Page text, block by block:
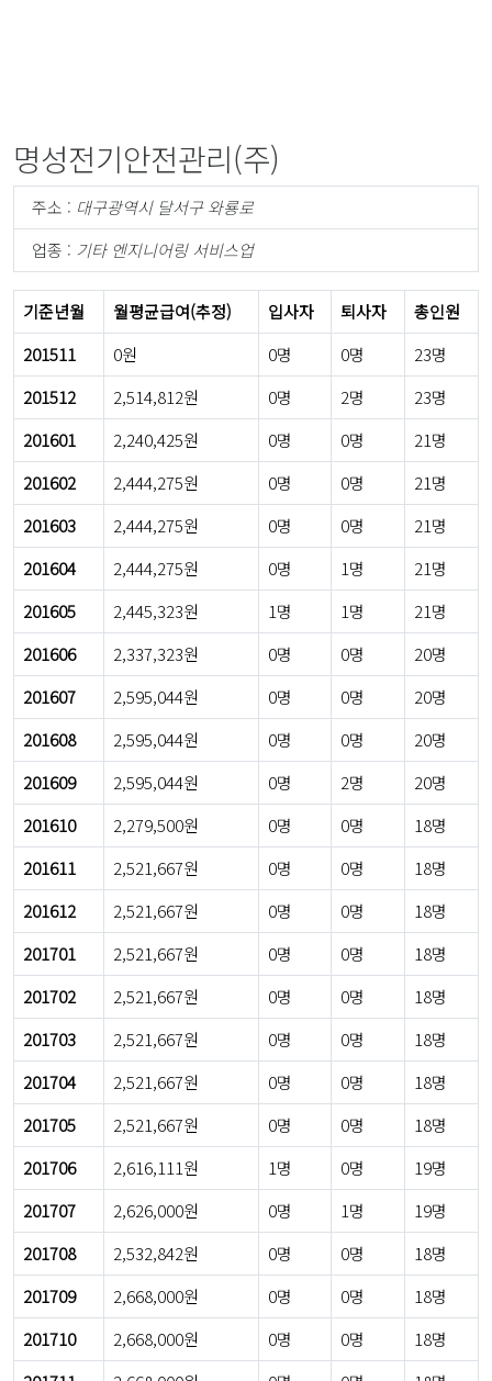
명성전기안전관리(주)
주소 : 대구광역시 달서구 와룡로
업종 : 기타 엔지니어링 서비스업
기준년월 월평균급여(추정) 입사자 퇴사자
총인원
201511
0원 0명 0명
23명
201512
2,514,812원 0명 2명
23명
201601
2,240,425원 0명 0명
21명
201602
2,444,275원 0명 0명
21명
201603
2,444,275원 0명 0명
21명
201604
2,444,275원 0명 1명
21명
201605
2,445,323원 1명 1명
21명
201606
2,337,323원 0명 0명
20명
201607
2,595,044원 0명 0명
20명
201608
2,595,044원 0명 0명
20명
201609
2,595,044원 0명 2명
20명
201610
2,279,500원 0명 0명
18명
201611
2,521,667원 0명 0명
18명
201612
2,521,667원 0명 0명
18명
201701
2,521,667원 0명 0명
18명
201702
2,521,667원 0명 0명
18명
201703
2,521,667원 0명 0명
18명
201704
2,521,667원 0명 0명
18명
201705
2,521,667원 0명 0명
18명
201706
2,616,111원 1명 0명
19명
201707
2,626,000원 0명 1명
19명
201708
2,532,842원 0명 0명
18명
201709
2,668,000원 0명 0명
18명
201710
2,668,000원 0명 0명
18명